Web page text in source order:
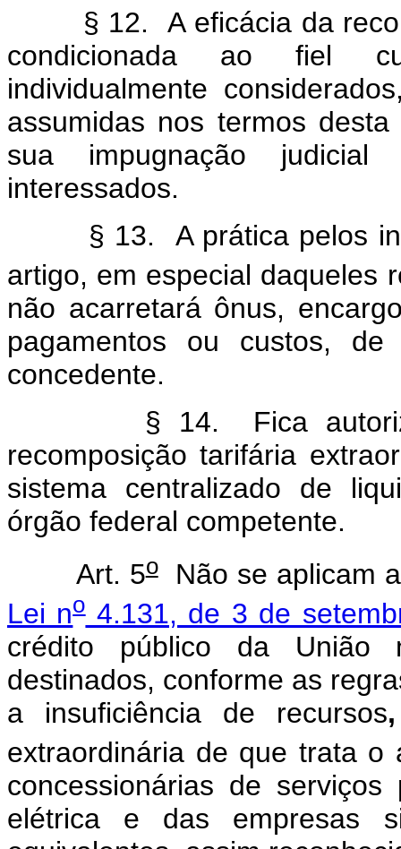
§ 12. A eficácia da
condicionada ao fiel
individualmente
assumidas nos termos
sua impugnação judicial
interessados.
§ 13. A prática pelos
artigo, em especial daqueles
não acarretará ônus,
pagamentos ou custos,
concedente.
§ 14. Fica autorizado
recomposição tarifária
sistema centralizado de
órgão federal competente.
Art. 5oNão se aplicam
Lei no4.131, de 3 de
crédito público da União
destinados, conforme as
a insuficiência de recursos,
extraordinária de que trata o
concessionárias de
elétrica e das empresas